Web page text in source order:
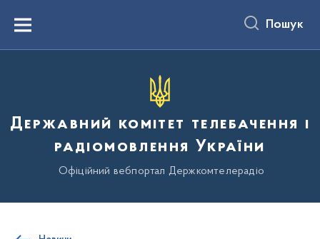
вмістуMenu Пошук
Державний комітет телебачення і
радіомовлення України
Офіційний вебпортал Держкомтелерадіо